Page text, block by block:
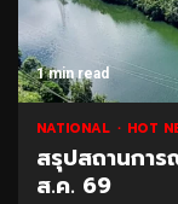
1 min read
NATIONAL HOT
สรุปสถานกา
ส.ค. 69